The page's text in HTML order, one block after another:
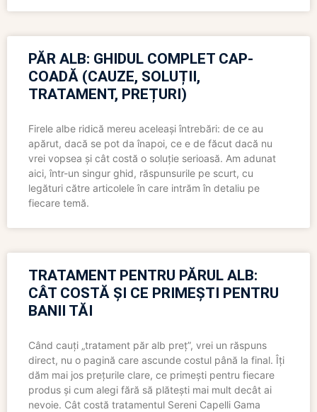
PĂR ALB: GHIDUL COMPLET CAP-
COADĂ (CAUZE, SOLUȚII,
TRATAMENT, PREȚURI)
Firele albe ridică mereu aceleași întrebări: de ce au
apărut, dacă se pot da înapoi, ce e de făcut dacă nu
vrei vopsea și cât costă o soluție serioasă. Am adunat
aici, într-un singur ghid, răspunsurile pe scurt, cu
legături către articolele în care intrăm în detaliu pe
fiecare temă.
TRATAMENT PENTRU PĂRUL ALB:
CÂT COSTĂ ȘI CE PRIMEȘTI PENTRU
BANII TĂI
Când cauți „tratament păr alb preț”, vrei un răspuns
direct, nu o pagină care ascunde costul până la final. Îți
dăm mai jos prețurile clare, ce primești pentru fiecare
produs și cum alegi fără să plătești mai mult decât ai
nevoie. Cât costă tratamentul Sereni Capelli Gama